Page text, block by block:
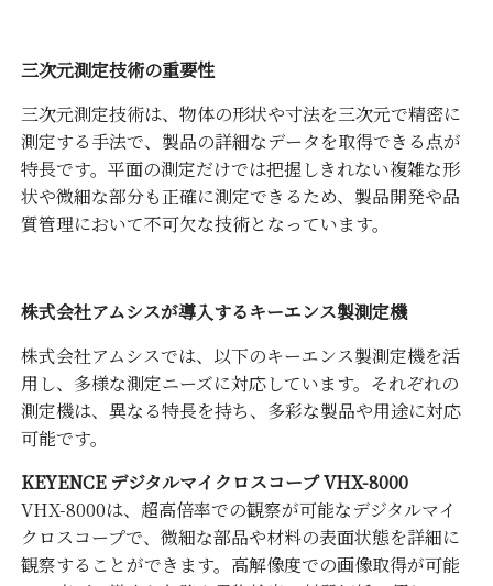
三次元測定技術の重要性
三次元測定技術は、物体の形状や寸法を三次元で精密に
測定する手法で、製品の詳細なデータを取得できる点が
特長です。平面の測定だけでは把握しきれない複雑な形
状や微細な部分も正確に測定できるため、製品開発や品
質管理において不可欠な技術となっています。
株式会社アムシスが導入するキーエンス製測定機
株式会社アムシスでは、以下のキーエンス製測定機を活
用し、多様な測定ニーズに対応しています。それぞれの
測定機は、異なる特長を持ち、多彩な製品や用途に対応
可能です。
KEYENCE デジタルマイクロスコープ VHX-8000
VHX-8000は、超高倍率での観察が可能なデジタルマイ
クロスコープで、微細な部品や材料の表面状態を詳細に
観察することができます。高解像度での画像取得が可能